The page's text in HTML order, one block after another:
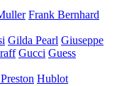
Frank Bernhard
Gilda Pearl Giuseppe
Gucci Guess
Hublot